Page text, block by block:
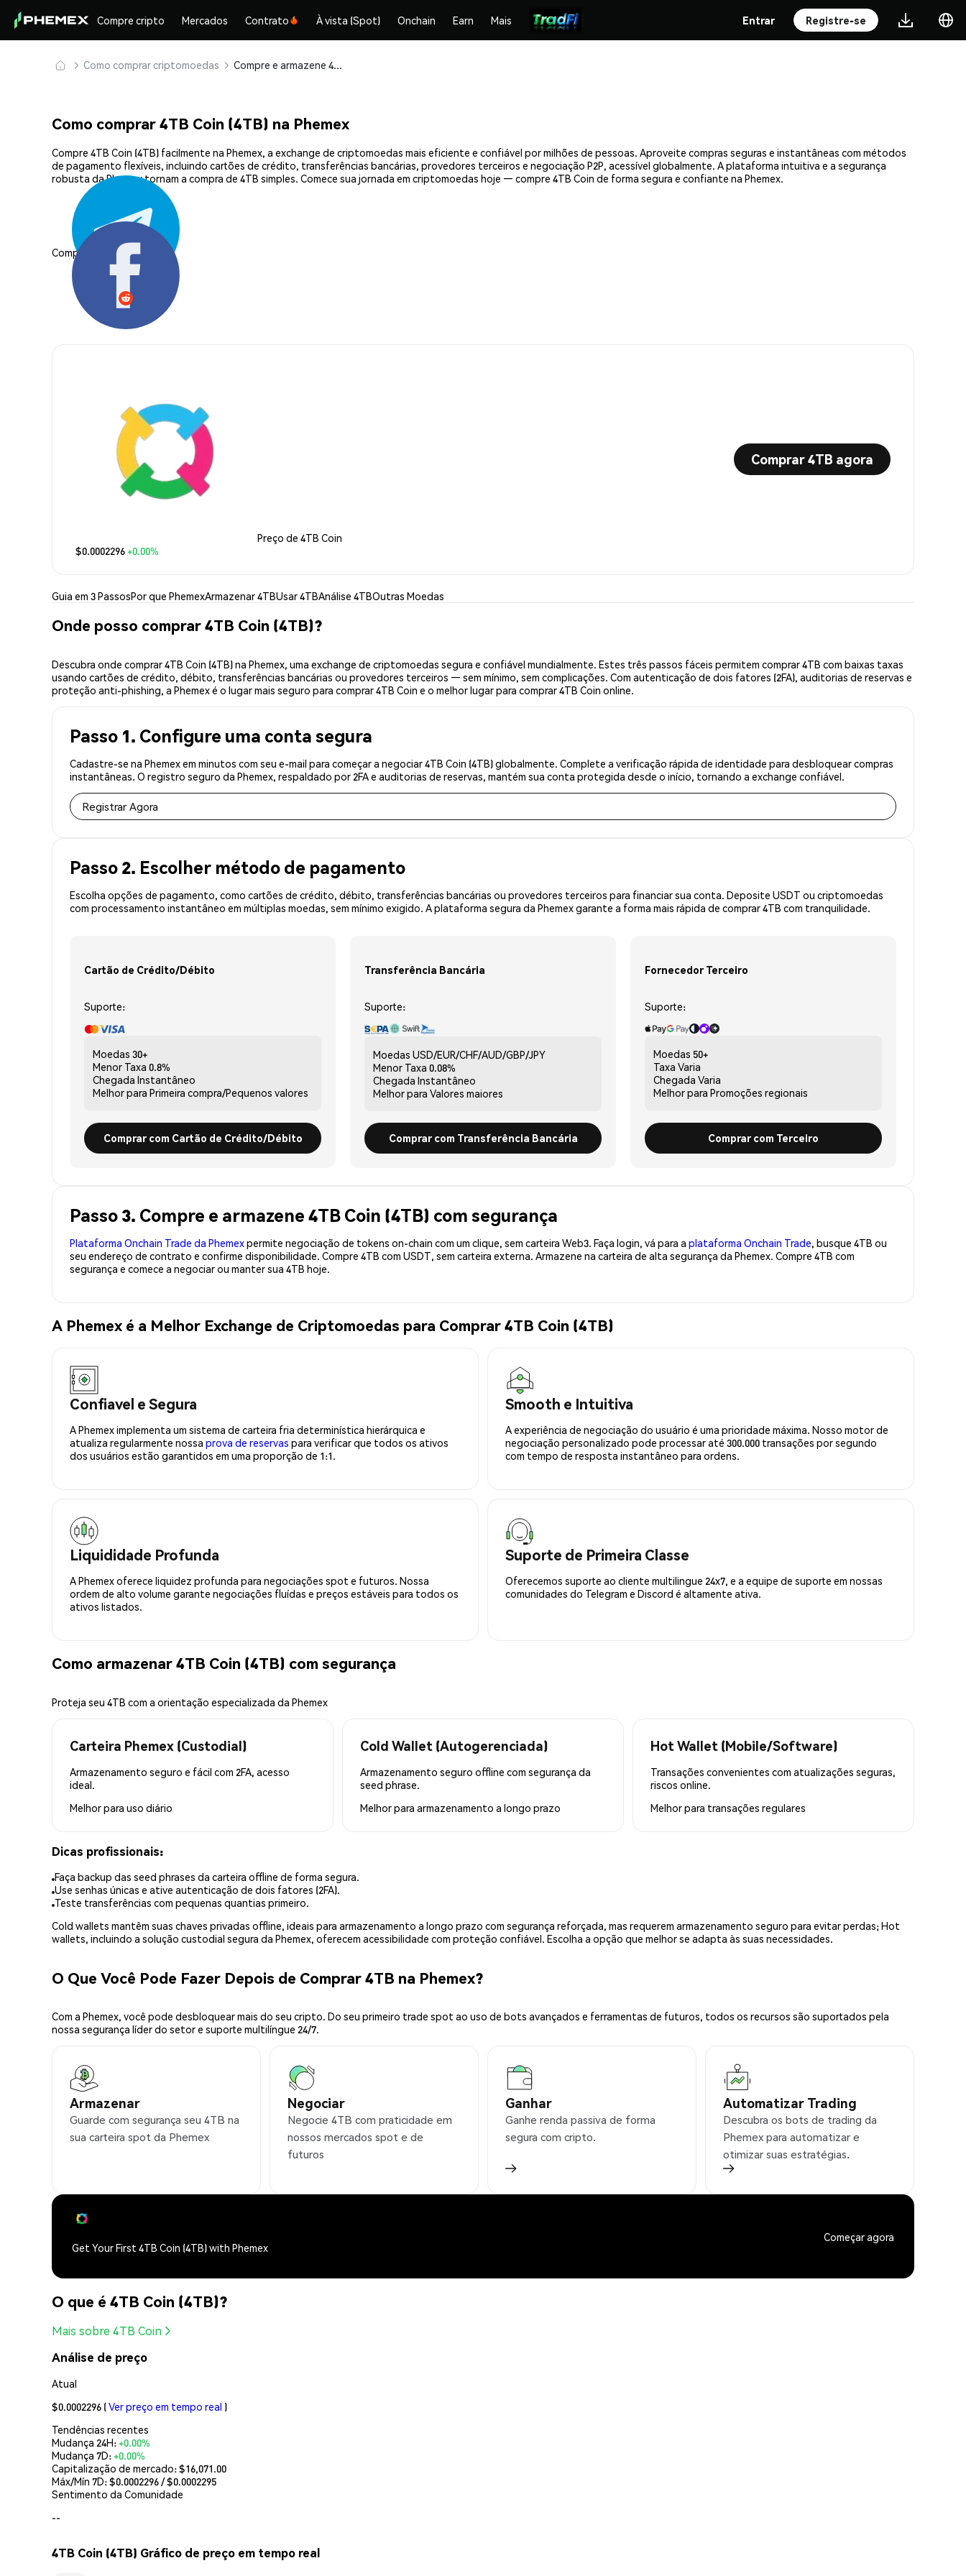
Compre cripto Mercados Contrato À vista (Spot) Onchain Earn Mais Entrar Registre-se
Como comprar criptomoedas Compre e armazene 4TB Coin (4TB) com segurança
Como comprar 4TB Coin (4TB) na Phemex
Compre 4TB Coin (4TB) facilmente na Phemex, a exchange de criptomoedas mais eficiente e confiável por milhões de pessoas. Aproveite compras seguras e instantâneas com métodos
de pagamento flexíveis, incluindo cartões de crédito, transferências bancárias, provedores terceiros e negociação P2P, acessível globalmente. A plataforma intuitiva e a segurança
robusta da Phemex tornam a compra de 4TB simples. Comece sua jornada em criptomoedas hoje — compre 4TB Coin de forma segura e confiante na Phemex.
Compartilhar:
Preço de 4TB Coin
$0.0002296+0.00%
Comprar 4TB agora
Guia em 3 PassosPor que PhemexArmazenar 4TBUsar 4TBAnálise 4TBOutras Moedas
Onde posso comprar 4TB Coin (4TB)?
Descubra onde comprar 4TB Coin (4TB) na Phemex, uma exchange de criptomoedas segura e confiável mundialmente. Estes três passos fáceis permitem comprar 4TB com baixas taxas
usando cartões de crédito, débito, transferências bancárias ou provedores terceiros — sem mínimo, sem complicações. Com autenticação de dois fatores (2FA), auditorias de reservas e
proteção anti-phishing, a Phemex é o lugar mais seguro para comprar 4TB Coin e o melhor lugar para comprar 4TB Coin online.
Passo 1. Configure uma conta segura
Cadastre-se na Phemex em minutos com seu e-mail para começar a negociar 4TB Coin (4TB) globalmente. Complete a verificação rápida de identidade para desbloquear compras
instantâneas. O registro seguro da Phemex, respaldado por 2FA e auditorias de reservas, mantém sua conta protegida desde o início, tornando a exchange confiável.
Registrar Agora
Passo 2. Escolher método de pagamento
Escolha opções de pagamento, como cartões de crédito, débito, transferências bancárias ou provedores terceiros para financiar sua conta. Deposite USDT ou criptomoedas
com processamento instantâneo em múltiplas moedas, sem mínimo exigido. A plataforma segura da Phemex garante a forma mais rápida de comprar 4TB com tranquilidade.
Cartão de Crédito/Débito
Suporte:
Moedas 30+
Menor Taxa 0.8%
Chegada Instantâneo
Melhor para Primeira compra/Pequenos valores
Comprar com Cartão de Crédito/Débito
Transferência Bancária
Suporte:
Moedas USD/EUR/CHF/AUD/GBP/JPY
Menor Taxa 0.08%
Chegada Instantâneo
Melhor para Valores maiores
Comprar com Transferência Bancária
Fornecedor Terceiro
Suporte:
Moedas 50+
Taxa Varia
Chegada Varia
Melhor para Promoções regionais
Comprar com Terceiro
Passo 3. Compre e armazene 4TB Coin (4TB) com segurança
Plataforma Onchain Trade da Phemexpermite negociação de tokens on-chain com um clique, sem carteira Web3. Faça login, vá para a plataforma Onchain Trade, busque 4TB ou
seu endereço de contrato e confirme disponibilidade. Compre 4TB com USDT, sem carteira externa. Armazene na carteira de alta segurança da Phemex. Compre 4TB com
segurança e comece a negociar ou manter sua 4TB hoje.
A Phemex é a Melhor Exchange de Criptomoedas para Comprar 4TB Coin (4TB)
Confiavel e Segura
A Phemex implementa um sistema de carteira fria determinística hierárquica e
atualiza regularmente nossa prova de reservas para verificar que todos os ativos
dos usuários estão garantidos em uma proporção de 1:1.
Smooth e Intuitiva
A experiência de negociação do usuário é uma prioridade máxima. Nosso motor de
negociação personalizado pode processar até 300.000 transações por segundo
com tempo de resposta instantâneo para ordens.
Liquididade Profunda
A Phemex oferece liquidez profunda para negociações spot e futuros. Nossa
ordem de alto volume garante negociações fluídas e preços estáveis para todos os
ativos listados.
Suporte de Primeira Classe
Oferecemos suporte ao cliente multilingue 24x7, e a equipe de suporte em nossas
comunidades do Telegram e Discord é altamente ativa.
Como armazenar 4TB Coin (4TB) com segurança
Proteja seu 4TB com a orientação especializada da Phemex
Carteira Phemex (Custodial)
Armazenamento seguro e fácil com 2FA, acesso
ideal.
Melhor para uso diário
Cold Wallet (Autogerenciada)
Armazenamento seguro offline com segurança da
seed phrase.
Melhor para armazenamento a longo prazo
Hot Wallet (Mobile/Software)
Transações convenientes com atualizações seguras,
riscos online.
Melhor para transações regulares
Dicas profissionais:
Faça backup das seed phrases da carteira offline de forma segura.
Use senhas únicas e ative autenticação de dois fatores (2FA).
Teste transferências com pequenas quantias primeiro.
Cold wallets mantêm suas chaves privadas offline, ideais para armazenamento a longo prazo com segurança reforçada, mas requerem armazenamento seguro para evitar perdas; Hot
wallets, incluindo a solução custodial segura da Phemex, oferecem acessibilidade com proteção confiável. Escolha a opção que melhor se adapta às suas necessidades.
O Que Você Pode Fazer Depois de Comprar 4TB na Phemex?
Com a Phemex, você pode desbloquear mais do seu cripto. Do seu primeiro trade spot ao uso de bots avançados e ferramentas de futuros, todos os recursos são suportados pela
nossa segurança líder do setor e suporte multilíngue 24/7.
Armazenar
Guarde com segurança seu 4TB na
sua carteira spot da Phemex
Negociar
Negocie 4TB com praticidade em
nossos mercados spot e de
futuros
Ganhar
Ganhe renda passiva de forma
segura com cripto.
Automatizar Trading
Descubra os bots de trading da
Phemex para automatizar e
otimizar suas estratégias.
Get Your First 4TB Coin (4TB) with Phemex
Começar agora
O que é 4TB Coin (4TB)?
Mais sobre 4TB Coin
Análise de preço
Atual
$0.0002296 (Ver preço em tempo real )
Tendências recentes
Mudança 24H:+0.00%
Mudança 7D:+0.00%
Capitalização de mercado:$16,071.00
Máx/Mín 7D: $0.0002296/ $0.0002295
Sentimento da Comunidade
--
4TB Coin (4TB) Gráfico de preço em tempo real